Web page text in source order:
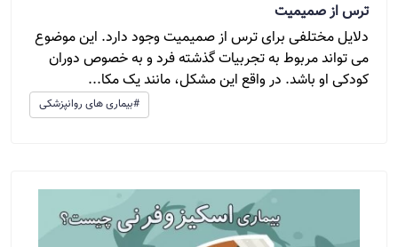
ترس از صمیمیت
دلایل مختلفی برای ترس از صمیمیت وجود دارد. این موضوع
می تواند مربوط به تجربیات گذشته فرد و به خصوص دوران
کودکی او باشد. در واقع این مشکل، مانند یک مکا...
#بیماری های روانپزشکی